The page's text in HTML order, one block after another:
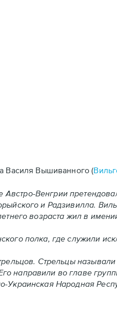
Василя Вышиванного (
Венгрии
и Радзивилла.
возраста жил в
полка, где служили
Стрельцы
направили во главе
Украинская Народная